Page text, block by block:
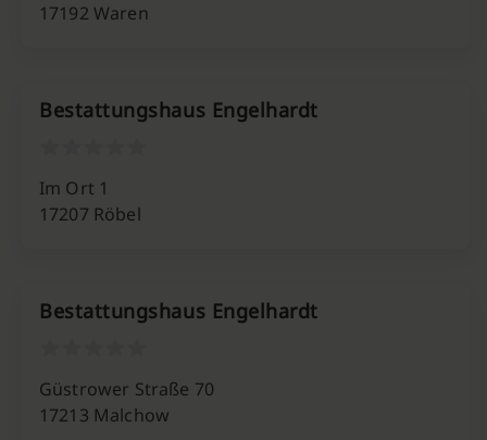
17192 Waren
Bestattungshaus Engelhardt
Im Ort 1
17207 Röbel
Bestattungshaus Engelhardt
Güstrower Straße 70
17213 Malchow